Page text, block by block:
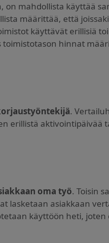
on mahdollista käyttää
määrittää, että
käyttävät erillisiä
toimistotason hinnat
.
erillistä aktivointipäivää
oma työ. Toisin
lasketaan asiakkaan
käyttöön heti, joten